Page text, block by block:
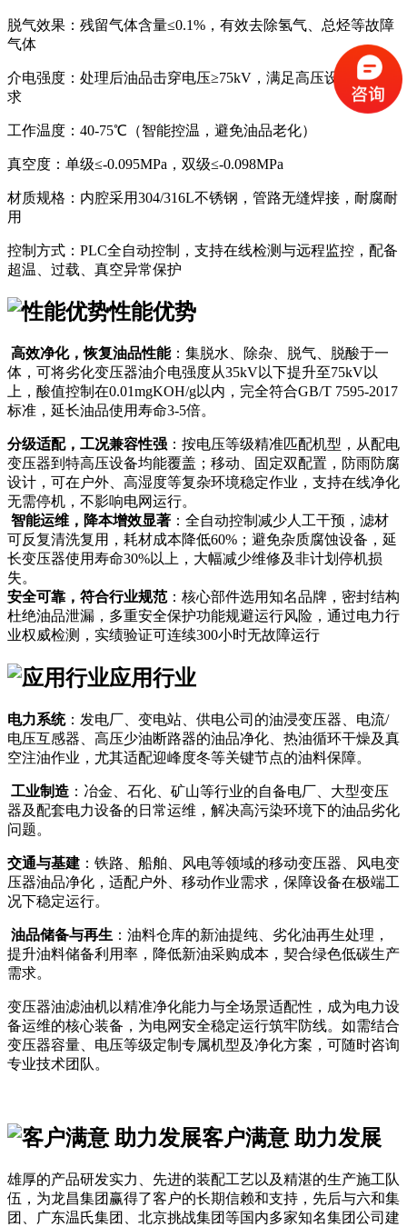
脱气效果：残留气体含量≤0.1%，有效去除氢气、总烃等故障
气体
介电强度：处理后油品击穿电压≥75kV，满足高压设备绝缘要
求
工作温度：40-75℃（智能控温，避免油品老化）
真空度：单级≤-0.095MPa，双级≤-0.098MPa
材质规格：内腔采用304/316L不锈钢，管路无缝焊接，耐腐耐
用
控制方式：PLC全自动控制，支持在线检测与远程监控，配备
超温、过载、真空异常保护
性能优势
高效净化，恢复油品性能：集脱水、除杂、脱气、脱酸于一
体，可将劣化变压器油介电强度从35kV以下提升至75kV以
上，酸值控制在0.01mgKOH/g以内，完全符合GB/T 7595-2017
标准，延长油品使用寿命3-5倍。
分级适配，工况兼容性强 ：按电压等级精准匹配机型，从配电
变压器到特高压设备均能覆盖；移动、固定双配置，防雨防腐
设计，可在户外、高湿度等复杂环境稳定作业，支持在线净化
无需停机，不影响电网运行。
智能运维，降本增效显著 ：全自动控制减少人工干预，滤材
可反复清洗复用，耗材成本降低60%；避免杂质腐蚀设备，延
长变压器使用寿命30%以上，大幅减少维修及非计划停机损
失。
安全可靠，符合行业规范：核心部件选用知名品牌，密封结构
杜绝油品泄漏，多重安全保护功能规避运行风险，通过电力行
业权威检测，实绩验证可连续300小时无故障运行
应用行业
电力系统：发电厂、变电站、供电公司的油浸变压器、电流/
电压互感器、高压少油断路器的油品净化、热油循环干燥及真
空注油作业，尤其适配迎峰度冬等关键节点的油料保障。
工业制造 ：冶金、石化、矿山等行业的自备电厂、大型变压
器及配套电力设备的日常运维，解决高污染环境下的油品劣化
问题。
交通与基建 ：铁路、船舶、风电等领域的移动变压器、风电变
压器油品净化，适配户外、移动作业需求，保障设备在极端工
况下稳定运行。
油品储备与再生 ：油料仓库的新油提纯、劣化油再生处理，
提升油料储备利用率，降低新油采购成本，契合绿色低碳生产
需求。
变压器油滤油机以精准净化能力与全场景适配性，成为电力设
备运维的核心装备，为电网安全稳定运行筑牢防线。如需结合
变压器容量、电压等级定制专属机型及净化方案，可随时咨询
专业技术团队。
客户满意 助力发展
雄厚的产品研发实力、先进的装配工艺以及精湛的生产施工队
伍，为龙昌集团赢得了客户的长期信赖和支持，先后与六和集
团、广东温氏集团、北京挑战集团等国内多家知名集团公司建